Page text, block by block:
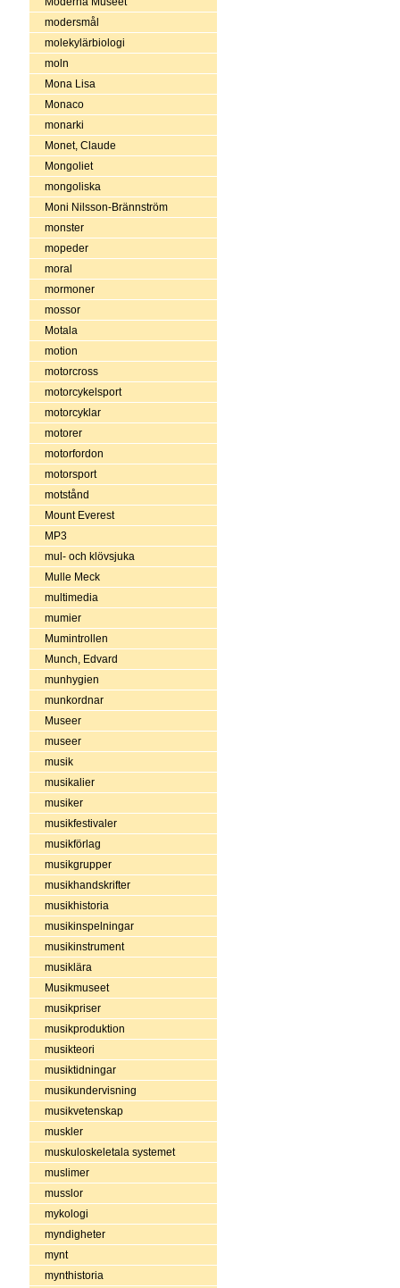
modersmål
molekylärbiologi
moln
Mona Lisa
Monaco
monarki
Monet, Claude
Mongoliet
mongoliska
Moni Nilsson-Brännström
monster
mopeder
moral
mormoner
mossor
Motala
motion
motorcross
motorcykelsport
motorcyklar
motorer
motorfordon
motorsport
motstånd
Mount Everest
MP3
mul- och klövsjuka
Mulle Meck
multimedia
mumier
Mumintrollen
Munch, Edvard
munhygien
munkordnar
Museer
museer
musik
musikalier
musiker
musikfestivaler
musikförlag
musikgrupper
musikhandskrifter
musikhistoria
musikinspelningar
musikinstrument
musiklära
Musikmuseet
musikpriser
musikproduktion
musikteori
musiktidningar
musikundervisning
musikvetenskap
muskler
muskuloskeletala systemet
muslimer
musslor
mykologi
myndigheter
mynt
mynthistoria